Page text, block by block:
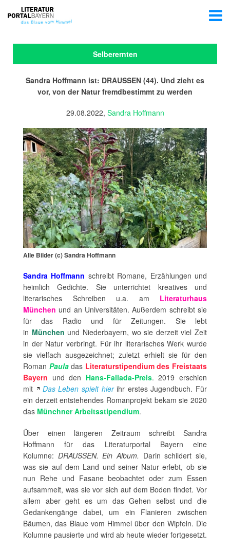
Selberernten
Sandra Hoffmann ist: DRAUSSEN (44). Und zieht es
vor, von der Natur fremdbestimmt zu werden
29.08.2022, Sandra Hoffmann
Alle Bilder (c) Sandra Hoffmann
Sandra Hoffmann schreibt Romane, Erzählungen und
heimlich Gedichte. Sie unterrichtet kreatives und
literarisches Schreiben u.a. am Literaturhaus
München und an Universitäten. Außerdem schreibt sie
für das Radio und für Zeitungen. Sie lebt
in München und Niederbayern, wo sie derzeit viel Zeit
in der Natur verbringt. Für ihr literarisches Werk wurde
sie vielfach ausgezeichnet; zuletzt erhielt sie für den
Roman Pauladas Literaturstipendium des Freistaats
Bayern und den Hans-Fallada-Preis. 2019 erschien
mit
Das Leben spielt hierihr erstes Jugendbuch. Für
ein derzeit entstehendes Romanprojekt bekam sie 2020
das Münchner Arbeitsstipendium.
Über einen längeren Zeitraum schreibt Sandra
Hoffmann für das Literaturportal Bayern eine
Kolumne: DRAUSSEN. Ein Album. Darin schildert sie,
was sie auf dem Land und seiner Natur erlebt, ob sie
nun Rehe und Fasane beobachtet oder zum Essen
aufsammelt, was sie vor sich auf dem Boden findet. Vor
allem aber geht es um das Gehen selbst und die
Gedankengänge dabei, um ein Flanieren zwischen
Bäumen, das Blaue vom Himmel über den Wipfeln. Die
Kolumne pausierte und wird ab heute wieder fortgesetzt.